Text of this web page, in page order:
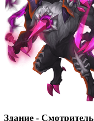
Здание - Смотритель